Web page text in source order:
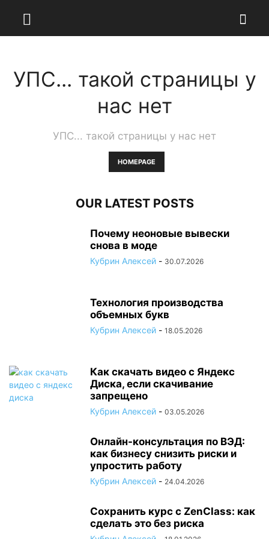
УПС... такой страницы у
нас нет
УПС... такой страницы у нас нет
HOMEPAGE
OUR LATEST POSTS
Почему неоновые вывески
снова в моде
Кубрин Алексей - 30.07.2026
Технология производства
объемных букв
Кубрин Алексей - 18.05.2026
Как скачать видео с Яндекс
Диска, если скачивание
запрещено
Кубрин Алексей - 03.05.2026
Онлайн-консультация по ВЭД:
как бизнесу снизить риски и
упростить работу
Кубрин Алексей - 24.04.2026
Сохранить курс с ZenClass: как
сделать это без риска